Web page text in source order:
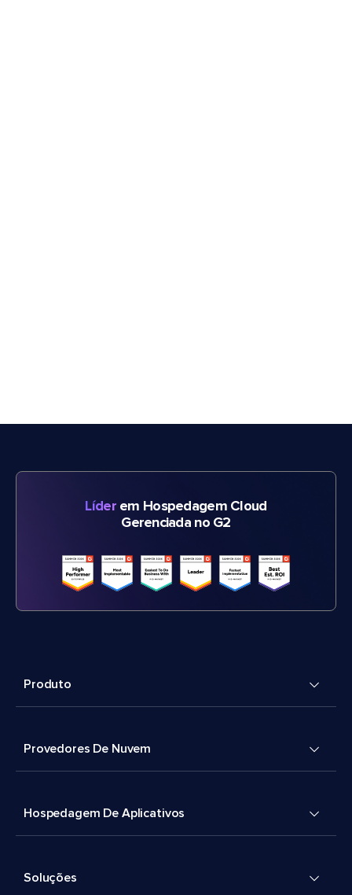
Líderem Hospedagem Cloud
Gerenciada no G2
Produto
Provedores De Nuvem
Hospedagem De Aplicativos
Soluções